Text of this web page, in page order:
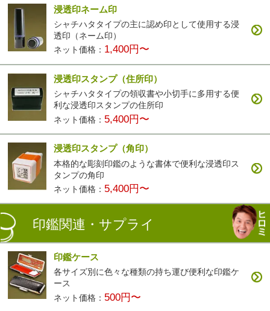
浸透印ネーム印
シャチハタタイプの主に認め印として使用する浸
透印（ネーム印）
ネット価格： 1,400円〜
浸透印スタンプ（住所印）
シャチハタタイプの領収書や小切手に多用する便
利な浸透印スタンプの住所印
ネット価格： 5,400円〜
浸透印スタンプ（角印）
本格的な彫刻印鑑のような書体で便利な浸透印ス
タンプの角印
ネット価格： 5,400円〜
印鑑関連・サプライ
印鑑ケース
各サイズ別に色々な種類の持ち運び便利な印鑑ケ
ース
ネット価格： 500円〜